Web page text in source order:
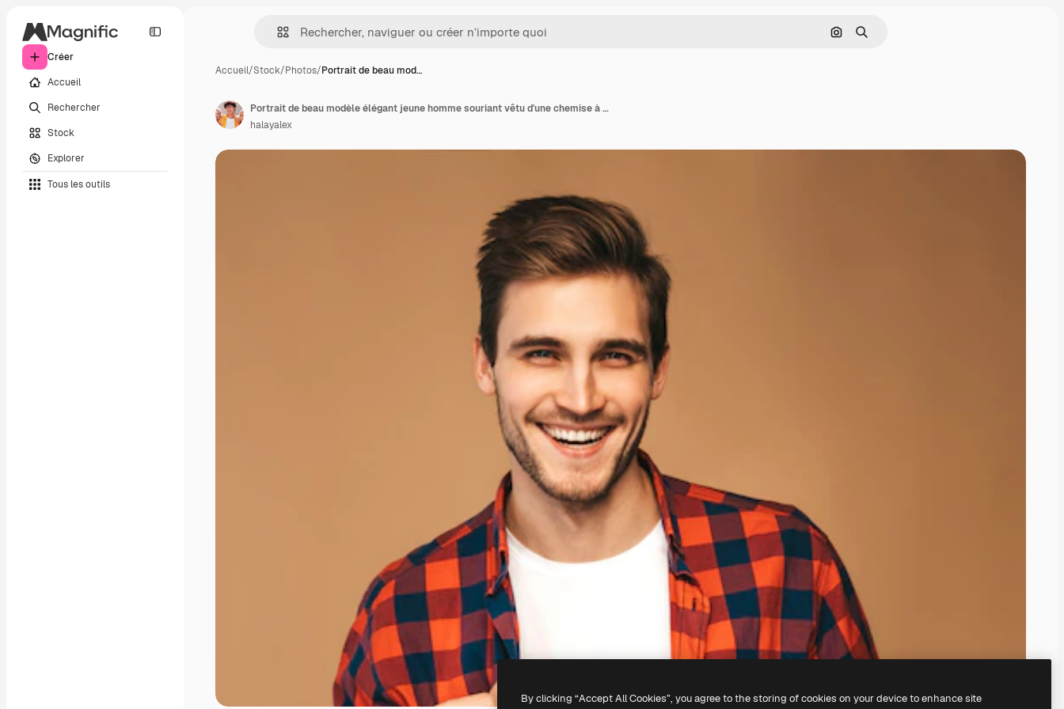
Créer
Accueil
Rechercher
Stock
Explorer
Tous les outils
Rechercher par image
Rechercher
Accueil/Stock/Photos/Portrait de beau mod…
Portrait de beau modèle élégant jeune homme souriant vêtu d'une chemise à carreaux rouge. Homme de mode posant
halayalex
By clicking “Accept All Cookies”, you agree to the storing of cookies on your device to enhance site